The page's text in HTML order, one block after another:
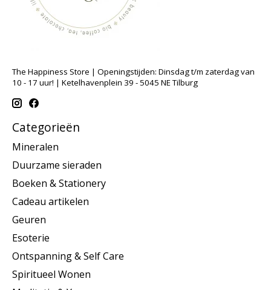
The Happiness Store | Openingstijden: Dinsdag t/m zaterdag van
10 - 17 uur! | Ketelhavenplein 39 - 5045 NE Tilburg
Categorieën
Mineralen
Duurzame sieraden
Boeken & Stationery
Cadeau artikelen
Geuren
Esoterie
Ontspanning & Self Care
Spiritueel Wonen